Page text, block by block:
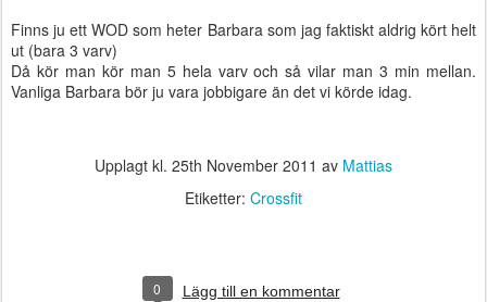
Finns ju ett WOD som heter Barbara som jag faktiskt aldrig kört helt
ut (bara 3 varv)
Då kör man kör man 5 hela varv och så vilar man 3 min mellan.
Vanliga Barbara bör ju vara jobbigare än det vi körde idag.
Upplagt kl. 25th November 2011 av Mattias
Etiketter: Crossfit
0 Lägg till en kommentar